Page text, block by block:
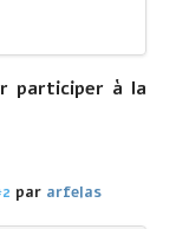
participer à la
par arfelas